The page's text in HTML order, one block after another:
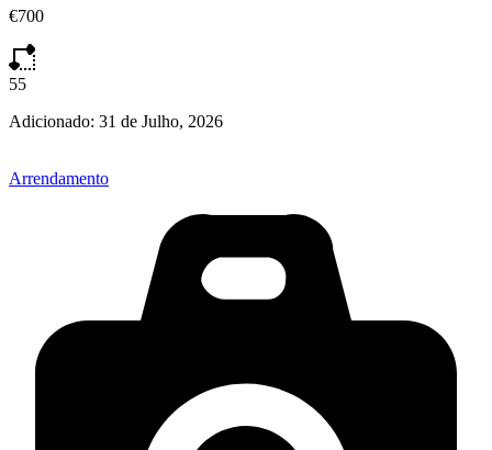
€700
55
Adicionado: 31 de Julho, 2026
Arrendamento